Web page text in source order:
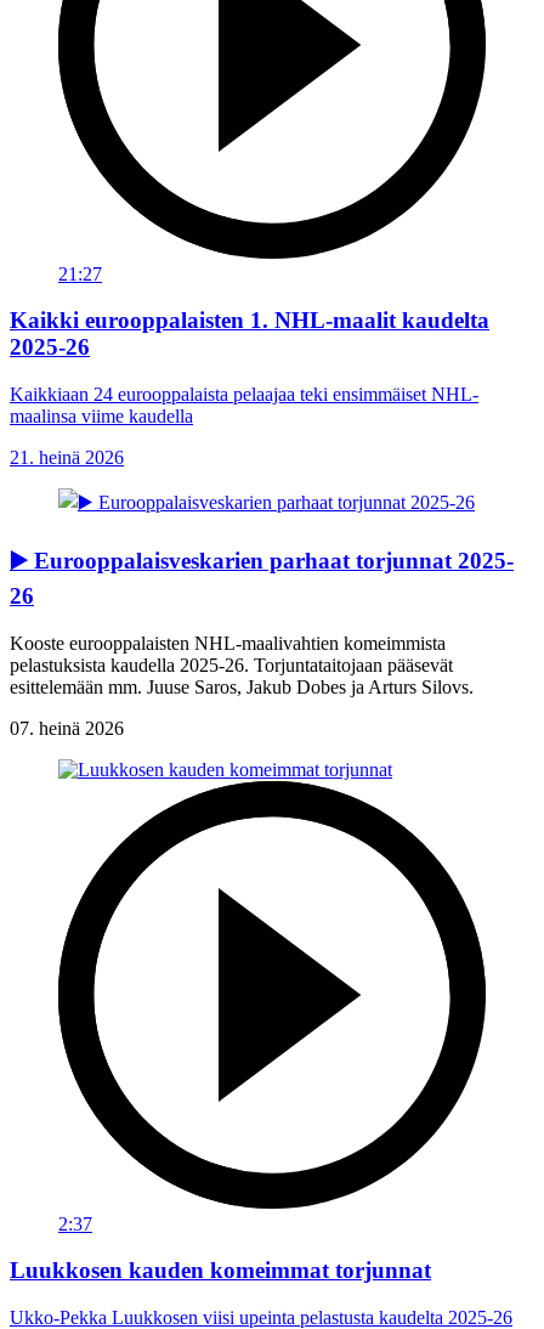
21:27
Kaikki eurooppalaisten 1. NHL-maalit kaudelta
2025-26
Kaikkiaan 24 eurooppalaista pelaajaa teki ensimmäiset NHL-
maalinsa viime kaudella
21. heinä 2026
▶️ Eurooppalaisveskarien parhaat torjunnat 2025-
26
Kooste eurooppalaisten NHL-maalivahtien komeimmista
pelastuksista kaudella 2025-26. Torjuntataitojaan pääsevät
esittelemään mm. Juuse Saros, Jakub Dobes ja Arturs Silovs.
07. heinä 2026
2:37
Luukkosen kauden komeimmat torjunnat
Ukko-Pekka Luukkosen viisi upeinta pelastusta kaudelta 2025-26